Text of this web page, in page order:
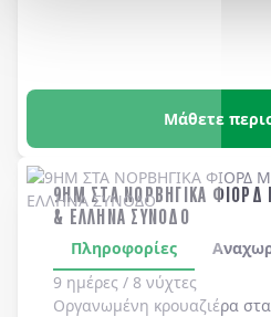
Μάθετε
9ΗΜ ΣΤΑ ΝΟΡΒΗΓΙΚΑ ΦΙΟΡΔ
& ΕΛΛΗΝΑ ΣΥΝΟΔΟ
Πληροφορίες
9 ημέρες / 8 νύχτες
Οργανωμένη κρουαζιέρα στα